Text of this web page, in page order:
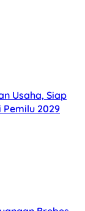
Usaha, Siap
Pemilu 2029